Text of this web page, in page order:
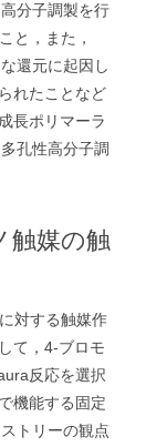
分子調製を行
と，また，
還元に起因し
れたことなど
長ポリマーラ
孔性高分子調
触媒の触
対する触媒作
て，4-ブロモ
反応を選択
機能する固定
トリーの観点